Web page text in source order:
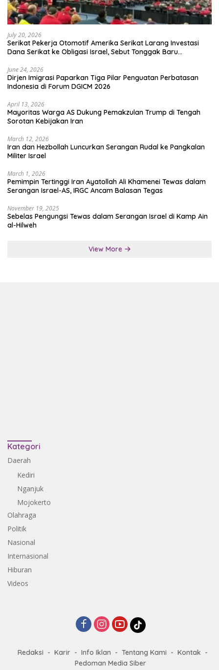
July 20, 2026
Serikat Pekerja Otomotif Amerika Serikat Larang Investasi
Dana Serikat ke Obligasi Israel, Sebut Tonggak Baru
June 24, 2026
Dirjen Imigrasi Paparkan Tiga Pilar Penguatan Perbatasan
Indonesia di Forum DGICM 2026
April 13, 2026
Mayoritas Warga AS Dukung Pemakzulan Trump di Tengah
Sorotan Kebijakan Iran
March 12, 2026
Iran dan Hezbollah Luncurkan Serangan Rudal ke Pangkalan
Militer Israel
March 1, 2026
Pemimpin Tertinggi Iran Ayatollah Ali Khamenei Tewas dalam
Serangan Israel-AS, IRGC Ancam Balasan Tegas
November 19, 2025
Sebelas Pengungsi Tewas dalam Serangan Israel di Kamp Ain
al-Hilweh
View More
Kategori
Daerah
Kediri
Nganjuk
Mojokerto
Olahraga
Politik
Nasional
Internasional
Hiburan
Videos
Redaksi Karir Info Iklan Tentang Kami
Kontak
Pedoman Media Siber